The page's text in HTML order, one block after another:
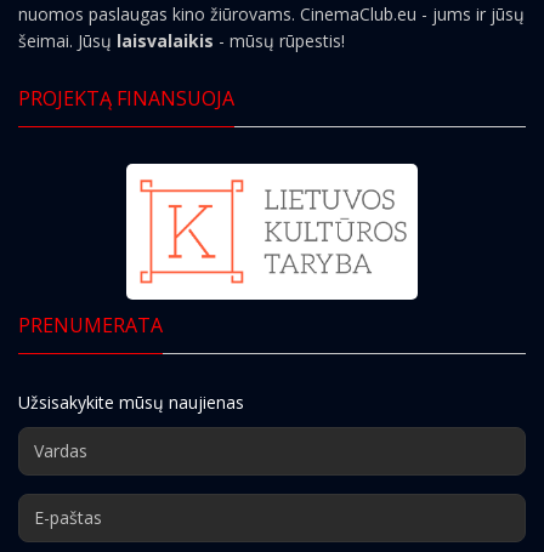
nuomos paslaugas kino žiūrovams. CinemaClub.eu - jums ir jūsų
šeimai. Jūsų laisvalaikis - mūsų rūpestis!
PROJEKTĄ FINANSUOJA
PRENUMERATA
Užsisakykite mūsų naujienas